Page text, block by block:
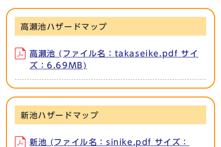
高瀬池ハザードマップ
高瀬池 (ファイル名：takaseike.pdf サイ
ズ：6.69MB)
新池ハザードマップ
新池 (ファイル名：sinike.pdf サイズ：